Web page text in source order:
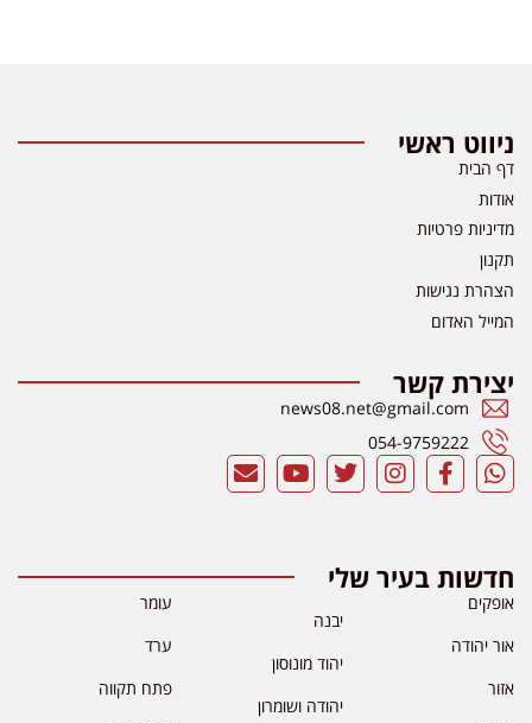
ניווט ראשי
דף הבית
אודות
מדיניות פרטיות
תקנון
הצהרת נגישות
המייל האדום
יצירת קשר
news08.net@gmail.com
054-9759222
חדשות בעיר שלי
אופקים
אור יהודה
אזור
יבנה
יהוד מונוסון
יהודה ושומרון
עומר
ערד
פתח תקווה